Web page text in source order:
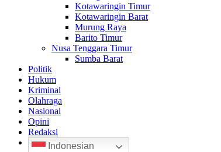
Kotawaringin Timur
Kotawaringin Barat
Murung Raya
Barito Timur
Nusa Tenggara Timur
Sumba Barat
Politik
Hukum
Kriminal
Olahraga
Nasional
Opini
Redaksi
Indonesian